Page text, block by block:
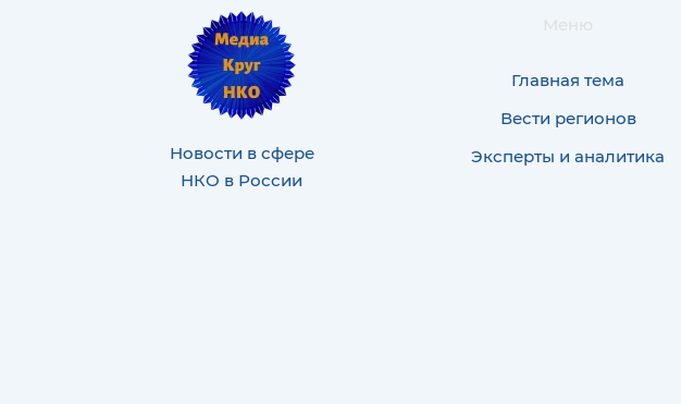
Новости в сфере
НКО в России
Меню
Главная тема
Вести регионов
Эксперты и аналитика